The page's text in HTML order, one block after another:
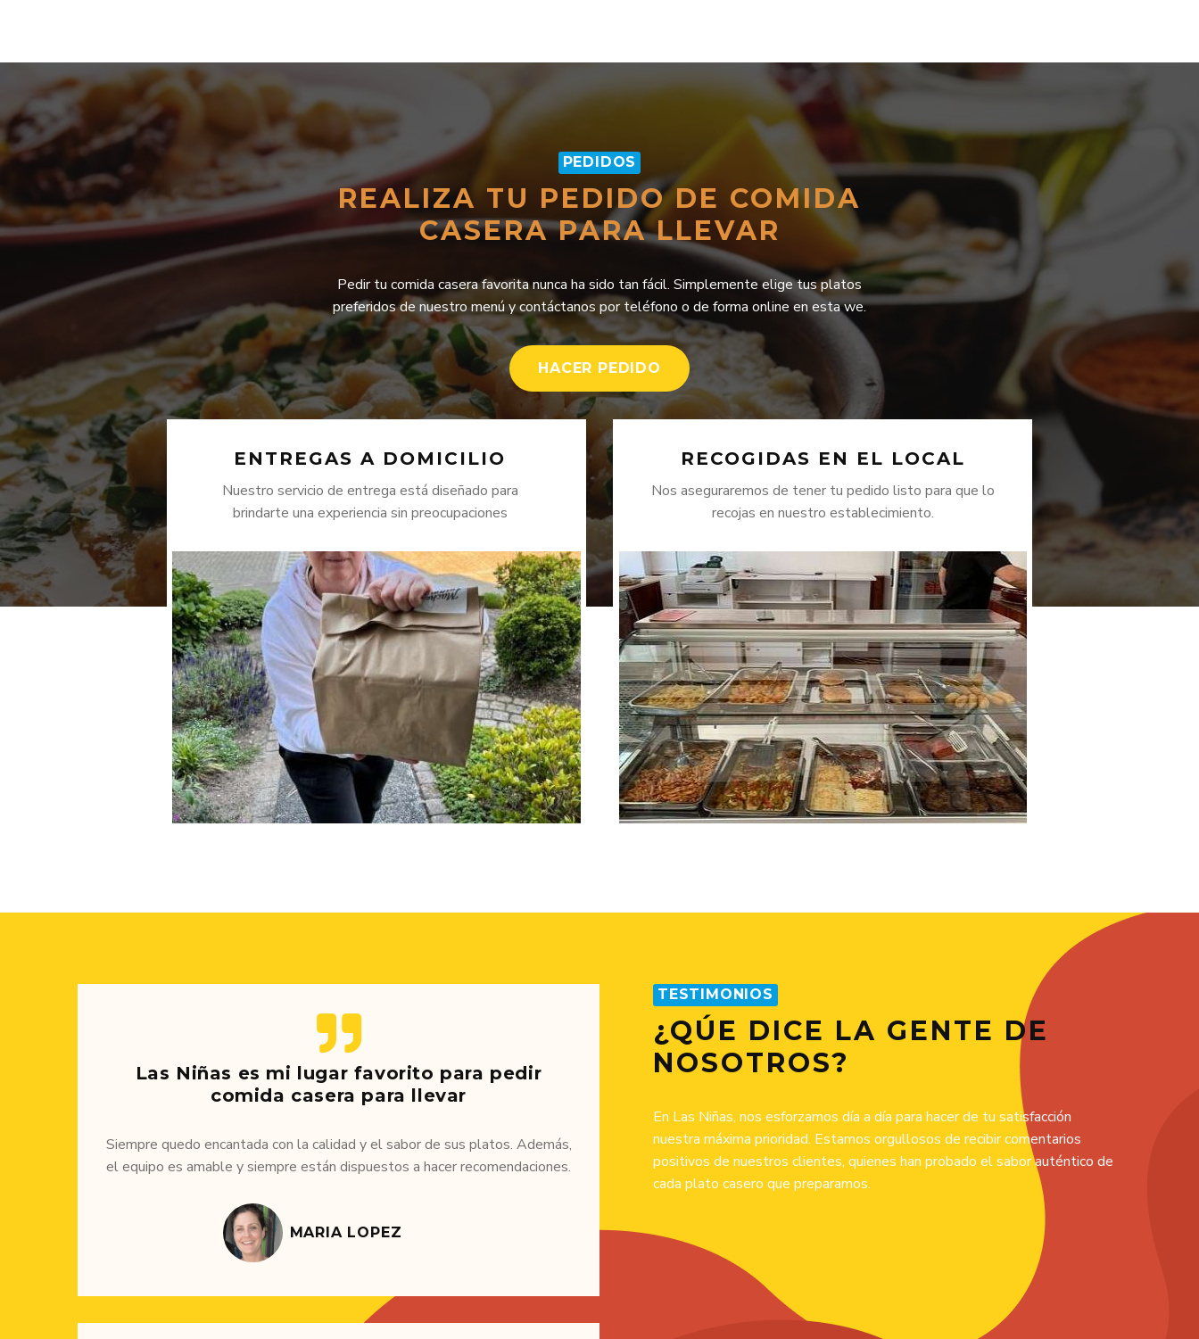
PEDIDOS
REALIZA TU PEDIDO DE COMIDA
CASERA PARA LLEVAR
Pedir tu comida casera favorita nunca ha sido tan fácil. Simplemente elige tus platos
preferidos de nuestro menú y contáctanos por teléfono o de forma online en esta we.
HACER PEDIDO
ENTREGAS A DOMICILIO
Nuestro servicio de entrega está diseñado para
brindarte una experiencia sin preocupaciones
RECOGIDAS EN EL LOCAL
Nos aseguraremos de tener tu pedido listo para que lo
recojas en nuestro establecimiento.
Las Niñas es mi lugar favorito para pedir
comida casera para llevar
Siempre quedo encantada con la calidad y el sabor de sus platos. Además,
el equipo es amable y siempre están dispuestos a hacer recomendaciones.
MARIA LOPEZ
TESTIMONIOS
¿QÚE DICE LA GENTE DE
NOSOTROS?
En Las Niñas, nos esforzamos día a día para hacer de tu satisfacción
nuestra máxima prioridad. Estamos orgullosos de recibir comentarios
positivos de nuestros clientes, quienes han probado el sabor auténtico de
cada plato casero que preparamos.